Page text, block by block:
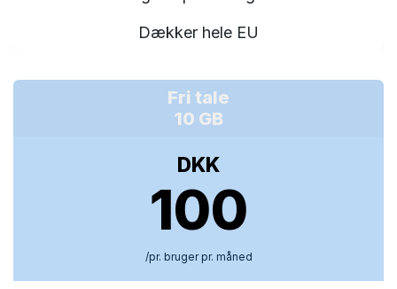
Dækker hele EU
Fri tale
10 GB
DKK
100
/pr. bruger pr. måned